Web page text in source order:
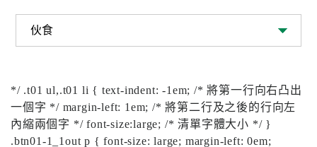
識
綜
*/ .t01 ul,.t01 li { text-indent: -1em; /* 將第一行向右凸出
一個字 */ margin-left: 1em; /* 將第二行及之後的行向左
內縮兩個字 */ font-size:large; /* 清單字體大小 */ }
.btn01-1_1out p { font-size: large; margin-left: 0em;